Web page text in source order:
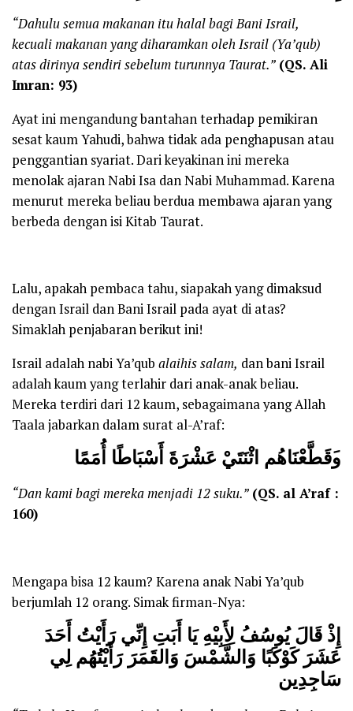
“Dahulusemua makanan itu halal bagi Bani Israil,
kecuali makanan yang diharamkan oleh Israil (Ya’qub)
atas dirinyasendiri sebelum turunnya Taurat.” (QS. Ali
Imran: 93)
Ayat ini mengandung bantahan terhadap pemikiran
sesat kaum Yahudi, bahwa tidak ada penghapusan atau
penggantian syariat. Dari keyakinan ini mereka
menolak ajaran Nabi Isa dan Nabi Muhammad. Karena
menurut mereka beliau berdua membawa ajaran yang
berbeda dengan isi Kitab Taurat.
Lalu, apakah pembaca tahu, siapakah yang dimaksud
dengan Israil dan Bani Israil pada ayat di atas?
Simaklah penjabaran berikut ini!
Israil adalah nabi Ya’qub alaihis salam, dan bani Israil
adalah kaum yang terlahir dari anak-anak beliau.
Mereka terdiri dari 12 kaum, sebagaimana yang Allah
Taala jabarkan dalam surat al-A’raf:
وقَطَّعْنَاهُم اثْنَتَيْ عَشْرَةَ أَسْبَاطًا أُمَمًا
“Dan kami bagi mereka menjadi 12 suku.” (QS. al A’raf :
160)
Mengapa bisa 12 kaum? Karena anak Nabi Ya’qub
berjumlah 12 orang. Simak firman-Nya:
إِذْ قَالَ يُوسُفُ لِأَبِيْهِ يَا أَبَتِ إِنِّي رَأَيْتُ أَحَدَ
عَشَرَ كَوْكَبًا وَالشَّمْسَ وَالقَمَرَ رَأَيْتُهُم لِي
سَاجِدِين